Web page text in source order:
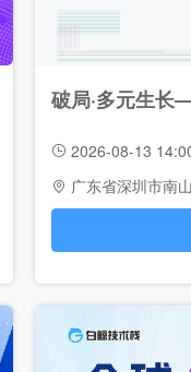
2026-08-13
广东省深圳市南